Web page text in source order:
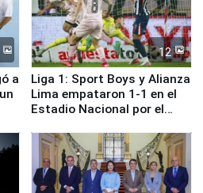
a
12
Liga 1: Sport Boys y Alianza
Lima empataron 1-1 en el
Estadio Nacional por el